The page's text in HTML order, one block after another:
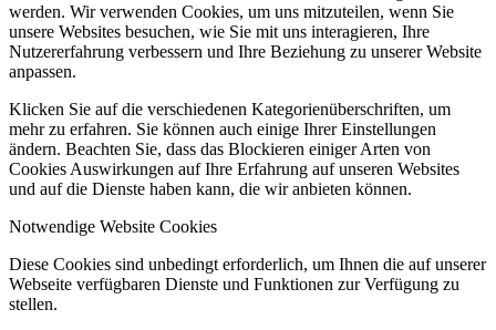
werden. Wir verwenden Cookies, um uns mitzuteilen, wenn Sie
unsere Websites besuchen, wie Sie mit uns interagieren, Ihre
Nutzererfahrung verbessern und Ihre Beziehung zu unserer Website
anpassen.
Klicken Sie auf die verschiedenen Kategorienüberschriften, um
mehr zu erfahren. Sie können auch einige Ihrer Einstellungen
ändern. Beachten Sie, dass das Blockieren einiger Arten von
Cookies Auswirkungen auf Ihre Erfahrung auf unseren Websites
und auf die Dienste haben kann, die wir anbieten können.
Notwendige Website Cookies
Diese Cookies sind unbedingt erforderlich, um Ihnen die auf unserer
Webseite verfügbaren Dienste und Funktionen zur Verfügung zu
stellen.